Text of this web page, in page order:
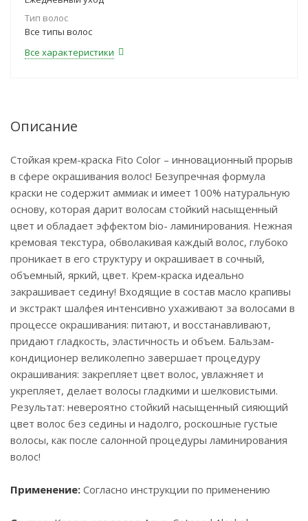
Тип волос
Все типы волос
Все характеристики
Описание
Стойкая крем-краска Fito Color – инновационный прорыв
в сфере окрашивания волос! Безупречная формула
краски не содержит аммиак и имеет 100% натуральную
основу, которая дарит волосам стойкий насыщенный
цвет и обладает эффектом bio- ламинирования. Нежная
кремовая текстура, обволакивая каждый волос, глубоко
проникает в его структуру и окрашивает в сочный,
объемный, яркий, цвет. Крем-краска идеально
закрашивает седину! Входящие в состав масло крапивы
и экстракт шалфея интенсивно ухаживают за волосами в
процессе окрашивания: питают, и восстанавливают,
придают гладкость, эластичность и объем. Бальзам-
кондиционер великолепно завершает процедуру
окрашивания: закрепляет цвет волос, увлажняет и
укрепляет, делает волосы гладкими и шелковистыми.
Результат: невероятно стойкий насыщенный сияющий
цвет волос без седины и надолго, роскошные густые
волосы, как после салонной процедуры ламинирования
волос!
Применение: Согласно инструкции по применению